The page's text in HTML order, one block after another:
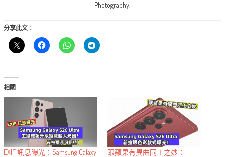
Photography.
分享此文：
相關
EXIF 訊息曝光：Samsung Galaxy
跟蘋果有異曲同工之妙：